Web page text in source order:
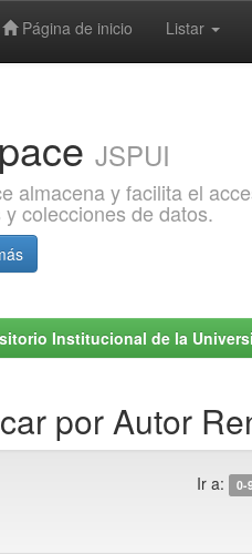
Página de inicio Listar
JSPUI
almacena y facilita el
colecciones de datos.
Institucional de la
por Autor
Ir a: 0-